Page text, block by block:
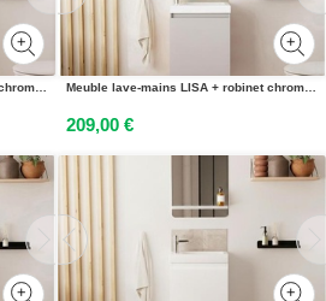
Meuble lave-mains LISA + robinet chromé + miroir rectangulaire Meuble lave-mains LISA + robinet chromé + miroir rectangulaire
209,00 €